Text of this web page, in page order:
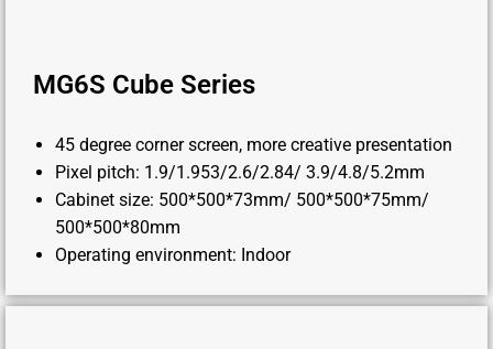
MG6S Cube Series
45 degree corner screen, more creative presentation
Pixel pitch: 1.9/1.953/2.6/2.84/ 3.9/4.8/5.2mm
Cabinet size: 500*500*73mm/ 500*500*75mm/
500*500*80mm
Operating environment: Indoor